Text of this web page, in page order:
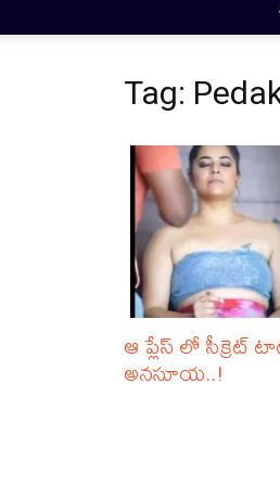
Tag:
ఆ ప్లేస్ లో సీక్రెట్
అనసూయ..!